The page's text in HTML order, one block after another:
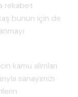
rekabet
bunun için de
kamu alımları
sanayimizi